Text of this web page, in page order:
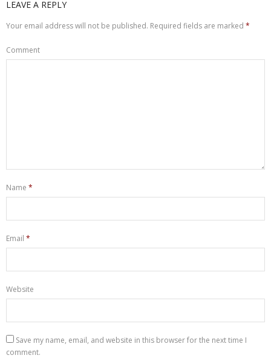
LEAVE A REPLY
Your email address will not be published. Required fields are marked *
Comment
Name *
Email *
Website
Save my name, email, and website in this browser for the next time I
comment.